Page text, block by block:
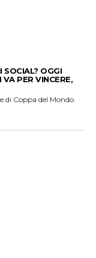
SOCIAL? OGGI
PER VINCERE,
di Coppa del Mondo.